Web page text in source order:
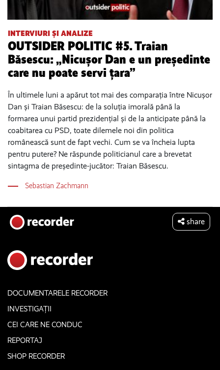
INTERVIURI ȘI ANALIZE
OUTSIDER POLITIC #5. Traian
Băsescu: „Nicușor Dan e un președinte
care nu poate servi țara”
În ultimele luni a apărut tot mai des comparația între Nicușor
Dan și Traian Băsescu: de la soluția imorală până la
formarea unui partid prezidențial și de la anticipate până la
coabitarea cu PSD, toate dilemele noi din politica
românească sunt de fapt vechi. Cum se va încheia lupta
pentru putere? Ne răspunde politicianul care a brevetat
sintagma de președinte-jucător: Traian Băsescu.
Sebastian Zachmann
share
DOCUMENTARELE RECORDER
INVESTIGAȚII
CEI CARE NE CONDUC
REPORTAJ
SHOP RECORDER